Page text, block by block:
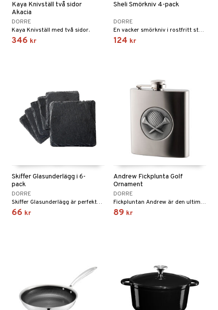
Kaya Knivställ två sidor
Akacia
DORRE
Kaya Knivställ med två sidor.
346 kr
Sheli Smörkniv 4-pack
DORRE
En vacker smörkniv i rostfritt stål som förhöjer elegansen på varje middagsdukning, även den mest förfinade.
124 kr
Skiffer Glasunderlägg i 6-
pack
DORRE
Skiffer Glasunderlägg är perfekta när du inte vill få kondens från glaset på ditt bord.
66 kr
Andrew Fickplunta Golf
Ornament
DORRE
Fickpluntan Andrew är den ultimata fickpluntan för alla golftokiga.
89 kr